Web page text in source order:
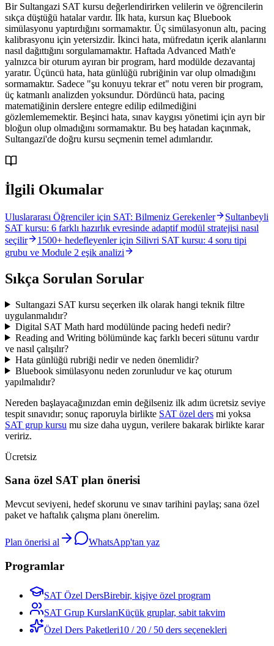
Bir Sultangazi SAT kursu değerlendirirken velilerin ve öğrencilerin
sıkça düştüğü hatalar vardır. İlk hata, kursun kaç Bluebook
simülasyonu yaptırdığını sormamaktır. Üç simülasyonun altı, pacing
kalibrasyonu için yetersizdir. İkinci hata, müfredatın içerik alanlarını
nasıl dağıttığını sorgulamamaktır. Haftada Advanced Math'e
yalnızca bir oturum ayıran bir program, hard modülde dezavantaj
yaratır. Üçüncü hata, hata günlüğü rubriğinin var olup olmadığını
sormamaktır. Sadece "şu konuyu tekrar et" notu veren bir program,
üç katmanlı analizden yoksundur. Dördüncü hata, pacing
matematiğinin derslere entegre edilip edilmediğini
gözlemlememektir. Beşinci hata, sınav kaygısı yönetimi için ayrı bir
bloğun olup olmadığını sormamaktır. Bu beş hatadan kaçınmak,
Sultangazi'de doğru kursu seçmenin temel adımlarıdır.
İlgili Okumalar
Uluslararası Öğrenciler için SAT: Bilmeniz Gerekenler
Sultanbeyli
SAT kursu: 6 farklı hazırlık evresinde adaptif modül stratejisi nasıl
seçilir
1500+ hedefleyenler için Silivri SAT kursu: 4 soru tipi
grubu ve Module 2 eşik analizi
Sıkça Sorulan Sorular
Sultangazi SAT kursu seçerken ilk olarak hangi teknik filtre
uygulanmalıdır?
Digital SAT Math hard modülünde pacing hedefi nedir?
Reading and Writing bölümünde kaç farklı beceri sütunu vardır
ve nasıl çalışılır?
Hata günlüğü rubriği nedir ve neden önemlidir?
Bluebook simülasyonu neden zorunludur ve kaç oturum
yapılmalıdır?
Nereden başlayacağınızdan emin değilseniz ilk adım ücretsiz seviye
tespit sınavıdır; sonuç raporuyla birlikte SAT özel ders mi yoksa
SAT grup kursu mu size daha uygun, verilere bakarak birlikte karar
veririz.
Ücretsiz
Sana özel SAT plan önerisi
Mevcut seviyeni, hedef skorunu ve sınav tarihini paylaş; sana özel
paket ve haftalık çalışma planı önerelim.
Plan önerisi al WhatsApp'tan yaz
Programlar
SAT Özel DersBirebir, kişiye özel program
SAT Grup KurslarıKüçük gruplar, sabit takvim
Özel Ders Paketleri10 / 20 / 50 ders seçenekleri